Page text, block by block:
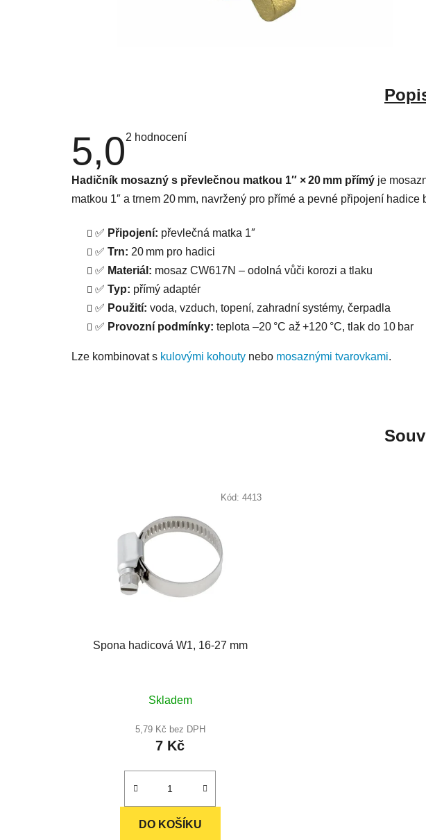
5,0Průměrné
5,0
5
2 hodnocení
Hadičník mosazný s převlečnou matkou 1″ × 20 mm přímý je
matkou 1″ a trnem 20 mm, navržený pro přímé a pevné připojení
✅ Připojení: převlečná matka 1″
✅ Trn: 20 mm pro hadici
✅ Materiál: mosaz CW617N – odolná vůči korozi a tlaku
✅ Typ: přímý adaptér
✅ Použití: voda, vzduch, topení, zahradní systémy, čerpadla
✅ Provozní podmínky: teplota –20 °C až +120 °C, tlak do 10 bar
Lze kombinovat s kulovými kohouty nebo mosaznými tvarovkami.
Spona hadicová W1, 16-27 mm
hodnocení
produktu
je
hvězdiček.
Skladem
5,79 Kč bez DPH
7 Kč
DO KOŠÍKU
Kód: 4413